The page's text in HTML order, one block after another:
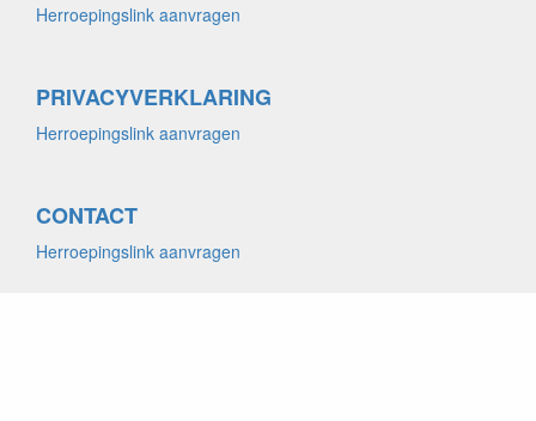
Herroepingslink aanvragen
PRIVACYVERKLARING
Herroepingslink aanvragen
CONTACT
Herroepingslink aanvragen